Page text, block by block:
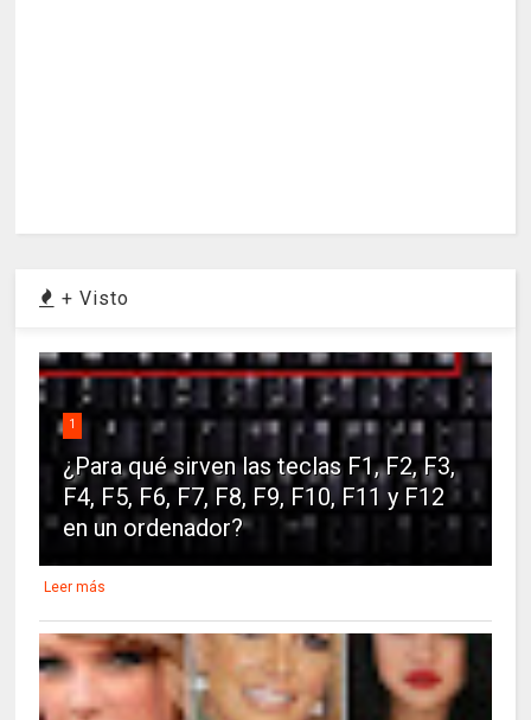
+ Visto
1
¿Para qué sirven las teclas F1, F2, F3,
F4, F5, F6, F7, F8, F9, F10, F11 y F12
en un ordenador?
Leer más